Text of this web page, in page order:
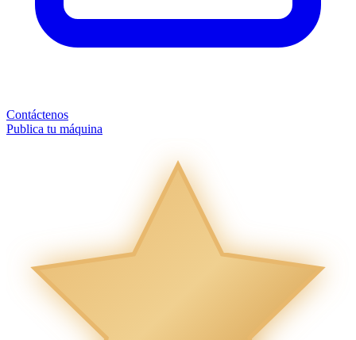
Contáctenos
Publica tu máquina